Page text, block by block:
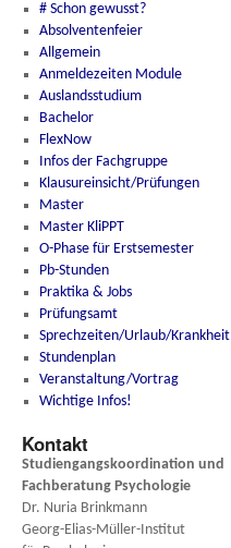
# Schon gewusst?
Absolventenfeier
Allgemein
Anmeldezeiten Module
Auslandsstudium
Bachelor
FlexNow
Infos der Fachgruppe
Klausureinsicht/Prüfungen
Master
Master KliPPT
O-Phase für Erstsemester
Pb-Stunden
Praktika & Jobs
Prüfungsamt
Sprechzeiten/Urlaub/Krankheit
Stundenplan
Veranstaltung/Vortrag
Wichtige Infos!
Kontakt
Studiengangskoordination und
Fachberatung Psychologie
Dr. Nuria Brinkmann
Georg-Elias-Müller-Institut